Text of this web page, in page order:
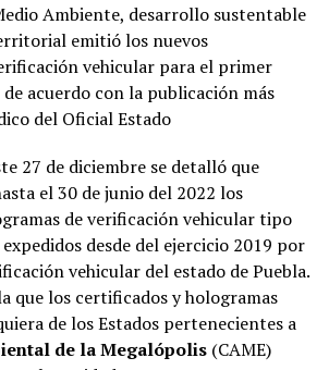
Ambiente, desarrollo sustentable
emitió los nuevos
vehicular para el primer
acuerdo con la publicación más
del Oficial Estado
27 de diciembre se detalló que
el 30 de junio del 2022 los
de verificación vehicular tipo
expedidos desde del ejercicio 2019 por
vehicular del estado de Puebla.
que los certificados y hologramas
de los Estados pertenecientes a
de la Megalópolis (CAME)